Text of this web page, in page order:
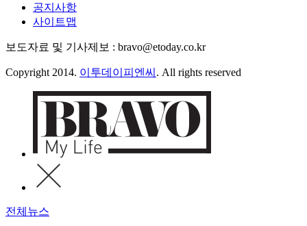
공지사항
사이트맵
보도자료 및 기사제보 : bravo@etoday.co.kr
Copyright 2014. 이투데이피엔씨 . All rights reserved
전체뉴스